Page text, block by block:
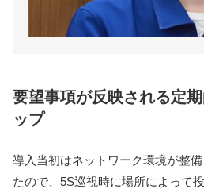
要望事項が反映される定
ップ
導入当初はネットワーク環境が整
たので、5S巡視時に場所によって